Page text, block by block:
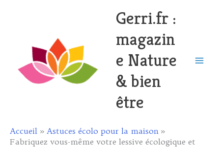
Gerri.fr :
magazin
e Nature
& bien
être
Accueil
Astuces écolo pour la maison
Fabriquez vous-même votre lessive écologique et